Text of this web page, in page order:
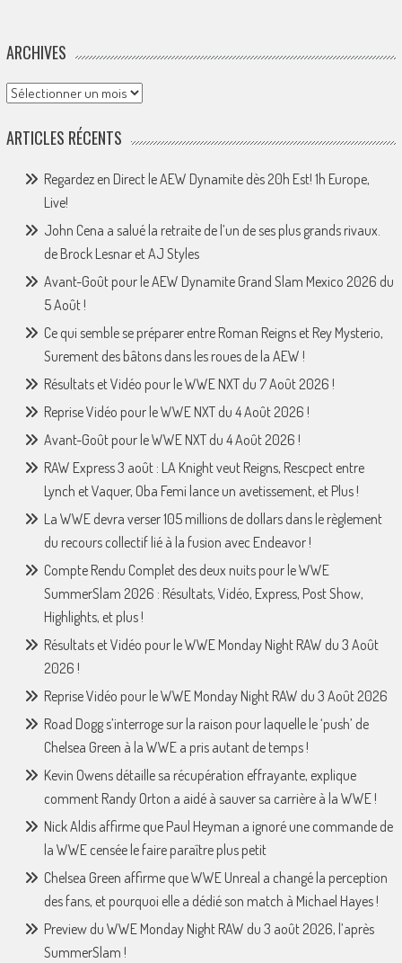
ARCHIVES
Archives
ARTICLES RÉCENTS
Regardez en Direct le AEW Dynamite dès 20h Est! 1h Europe,
Live!
John Cena a salué la retraite de l’un de ses plus grands rivaux.
de Brock Lesnar et AJ Styles
Avant-Goût pour le AEW Dynamite Grand Slam Mexico 2026 du
5 Août !
Ce qui semble se préparer entre Roman Reigns et Rey Mysterio,
Surement des bâtons dans les roues de la AEW !
Résultats et Vidéo pour le WWE NXT du 7 Août 2026 !
Reprise Vidéo pour le WWE NXT du 4 Août 2026 !
Avant-Goût pour le WWE NXT du 4 Août 2026 !
RAW Express 3 août : LA Knight veut Reigns, Rescpect entre
Lynch et Vaquer, Oba Femi lance un avetissement, et Plus !
La WWE devra verser 105 millions de dollars dans le règlement
du recours collectif lié à la fusion avec Endeavor !
Compte Rendu Complet des deux nuits pour le WWE
SummerSlam 2026 : Résultats, Vidéo, Express, Post Show,
Highlights, et plus !
Résultats et Vidéo pour le WWE Monday Night RAW du 3 Août
2026 !
Reprise Vidéo pour le WWE Monday Night RAW du 3 Août 2026
Road Dogg s’interroge sur la raison pour laquelle le ‘push’ de
Chelsea Green à la WWE a pris autant de temps !
Kevin Owens détaille sa récupération effrayante, explique
comment Randy Orton a aidé à sauver sa carrière à la WWE !
Nick Aldis affirme que Paul Heyman a ignoré une commande de
la WWE censée le faire paraître plus petit
Chelsea Green affirme que WWE Unreal a changé la perception
des fans, et pourquoi elle a dédié son match à Michael Hayes !
Preview du WWE Monday Night RAW du 3 août 2026, l’après
SummerSlam !